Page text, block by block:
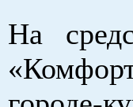
На